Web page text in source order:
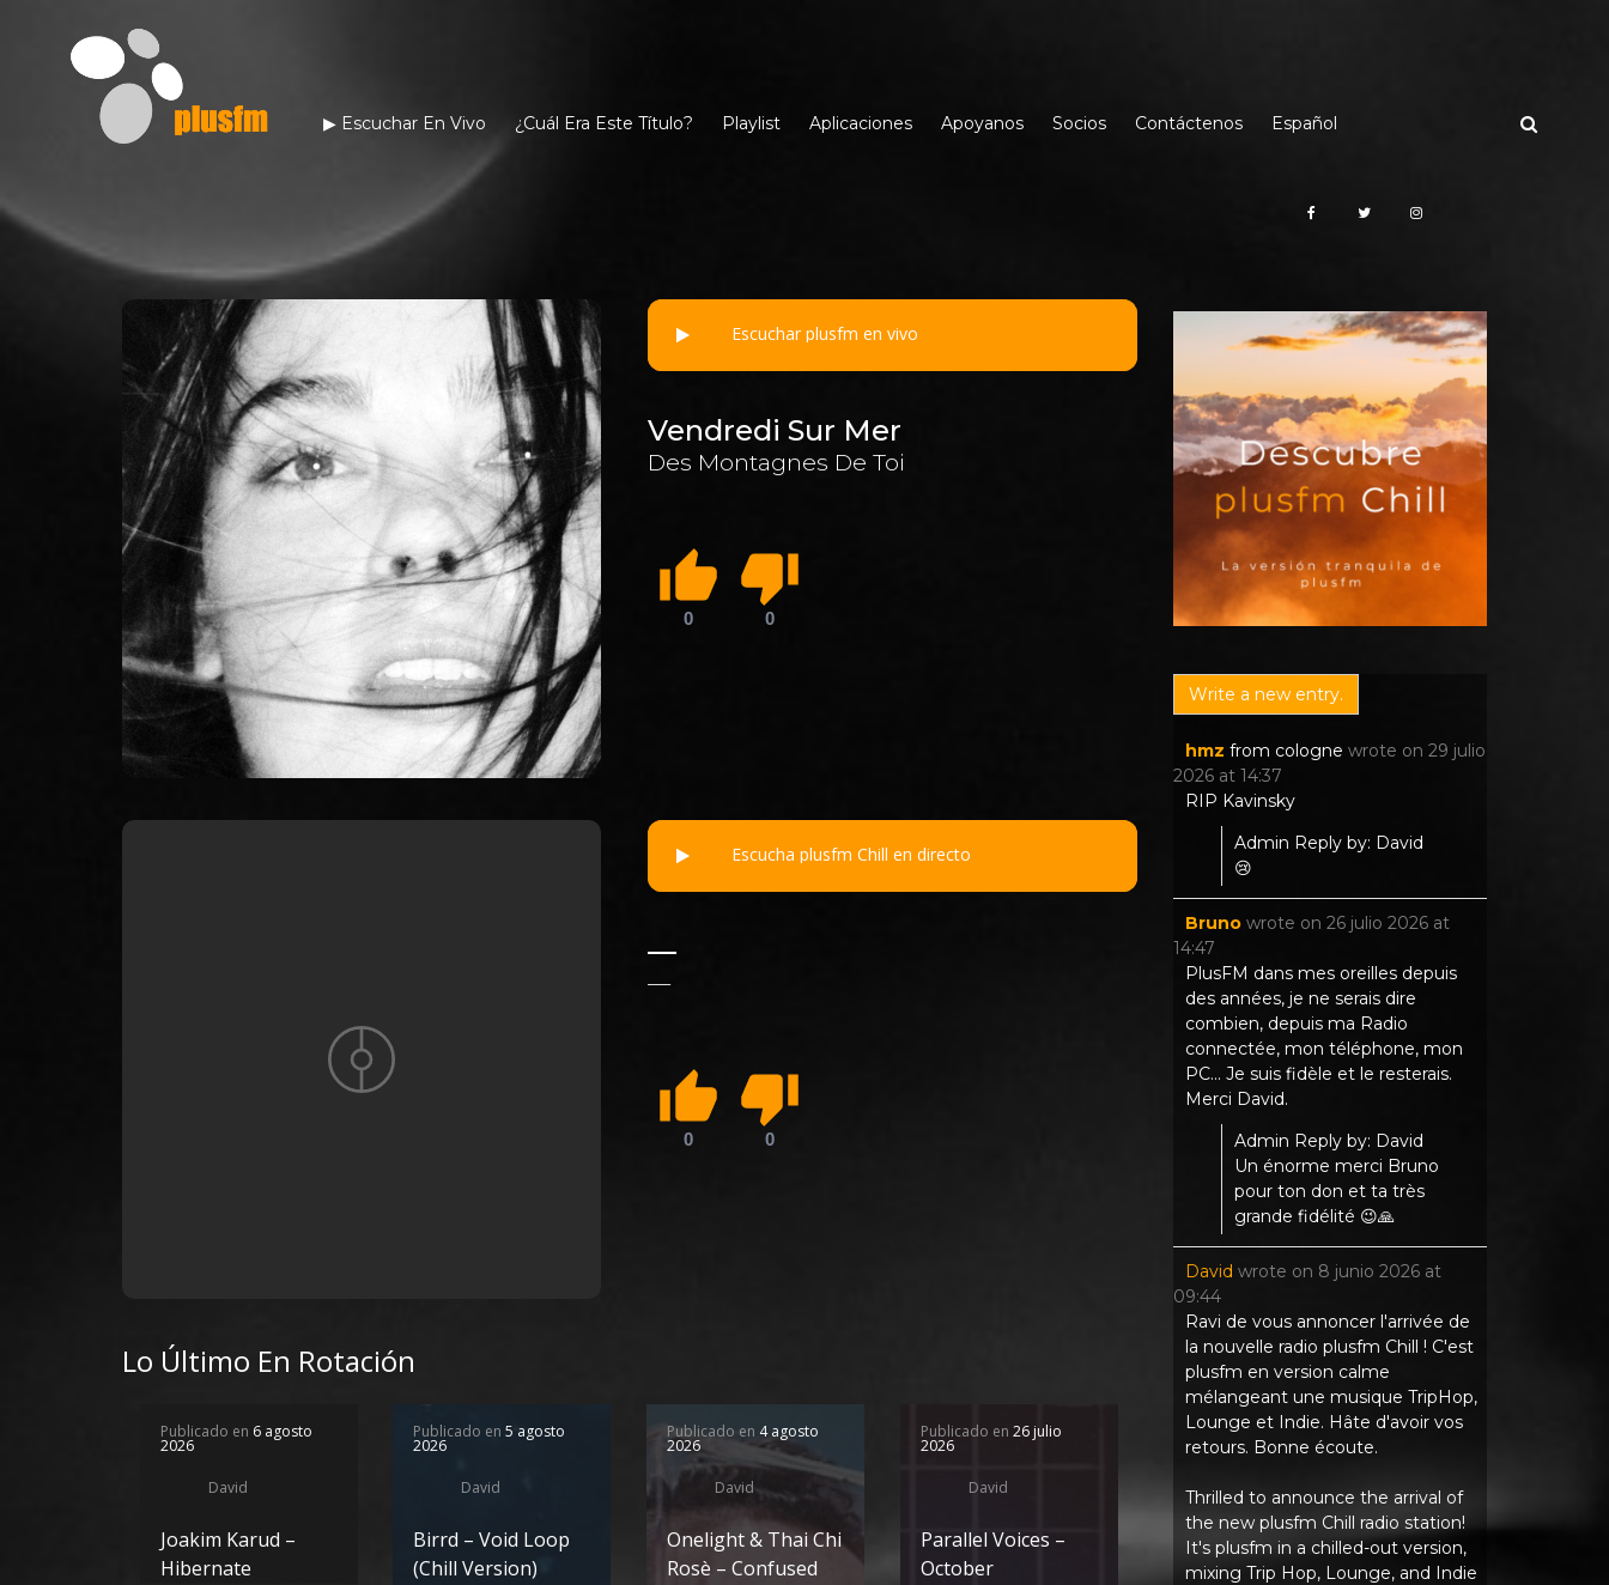
▶︎ Escuchar En Vivo ¿Cuál Era Este Título? Playlist Aplicaciones Apoyanos Socios Contáctenos Español
Escuchar plusfm en vivo
Escucha plusfm Chill en directo
Lo Último En Rotación
Publicado en 6 agosto
2026
David
Joakim Karud –
Hibernate
Publicado en 5 agosto
2026
David
Birrd – Void Loop
(Chill Version)
Publicado en 4 agosto
2026
David
Onelight & Thai Chi
Rosè – Confused
Publicado en 26 julio
2026
David
Parallel Voices –
October
hmz from cologne wrote on 29 julio
2026 at 14:37
RIP Kavinsky
Admin Reply by: David
😢
Bruno wrote on 26 julio 2026 at
14:47
PlusFM dans mes oreilles depuis
des années, je ne serais dire
combien, depuis ma Radio
connectée, mon téléphone, mon
PC... Je suis fidèle et le resterais.
Merci David.
Admin Reply by: David
Un énorme merci Bruno
pour ton don et ta très
grande fidélité 😉🙏
David wrote on 8 junio 2026 at
09:44
Ravi de vous annoncer l'arrivée de
la nouvelle radio plusfm Chill ! C'est
plusfm en version calme
mélangeant une musique TripHop,
Lounge et Indie. Hâte d'avoir vos
retours. Bonne écoute.
Thrilled to announce the arrival of
the new plusfm Chill radio station!
It's plusfm in a chilled-out version,
mixing Trip Hop, Lounge, and Indie